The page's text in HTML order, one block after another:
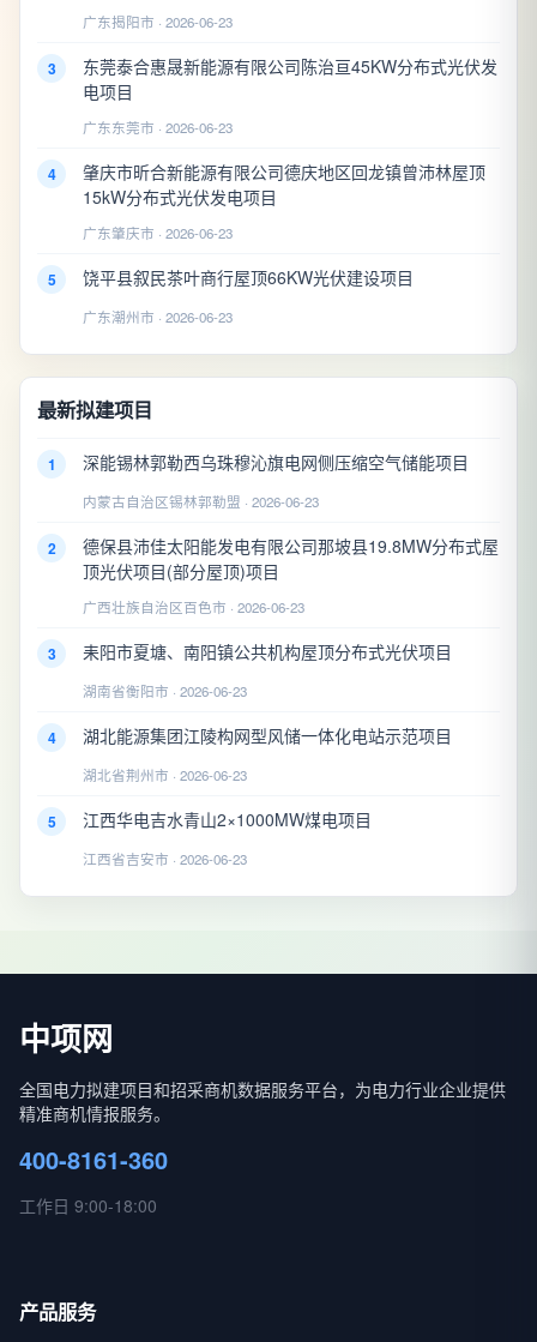
广东揭阳市 · 2026-06-23
3
东莞泰合惠晟新能源有限公司陈治亘45KW分布式光伏发
电项目
广东东莞市 · 2026-06-23
4
肇庆市昕合新能源有限公司德庆地区回龙镇曾沛林屋顶
15kW分布式光伏发电项目
广东肇庆市 · 2026-06-23
5 饶平县叙民茶叶商行屋顶66KW光伏建设项目
广东潮州市 · 2026-06-23
最新拟建项目
1 深能锡林郭勒西乌珠穆沁旗电网侧压缩空气储能项目
内蒙古自治区锡林郭勒盟 · 2026-06-23
2
德保县沛佳太阳能发电有限公司那坡县19.8MW分布式屋
顶光伏项目(部分屋顶)项目
广西壮族自治区百色市 · 2026-06-23
3 耒阳市夏塘、南阳镇公共机构屋顶分布式光伏项目
湖南省衡阳市 · 2026-06-23
4 湖北能源集团江陵构网型风储一体化电站示范项目
湖北省荆州市 · 2026-06-23
5 江西华电吉水青山2×1000MW煤电项目
江西省吉安市 · 2026-06-23
中项网
全国电力拟建项目和招采商机数据服务平台，为电力行业企业提供
精准商机情报服务。
400-8161-360
工作日 9:00-18:00
产品服务